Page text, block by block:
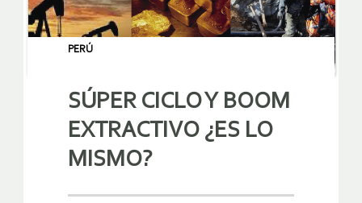
PERÚ
SÚPER CICLO Y BOOM
EXTRACTIVO ¿ES LO
MISMO?